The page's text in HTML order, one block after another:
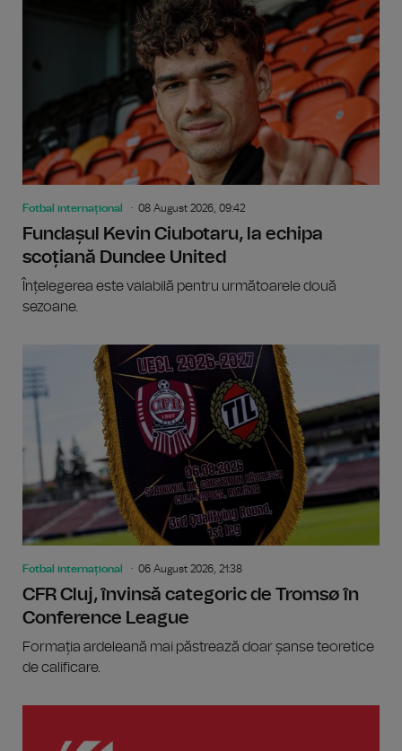
Fotbal internațional 08 August 2026, 09:42
Fundașul Kevin Ciubotaru, la echipa
scoțiană Dundee United
Înțelegerea este valabilă pentru următoarele două
sezoane.
Fotbal internațional 06 August 2026, 21:38
CFR Cluj, învinsă categoric de Tromsø în
Conference League
Formația ardeleană mai păstrează doar șanse teoretice
de calificare.